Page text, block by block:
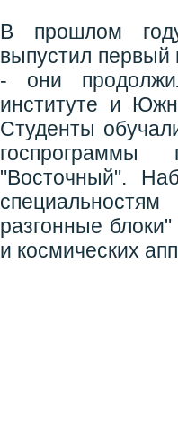
В прошлом году
выпустил первый
- они
институте и
Студенты
госпрограммы
"Восточный".
разгонные
и космических